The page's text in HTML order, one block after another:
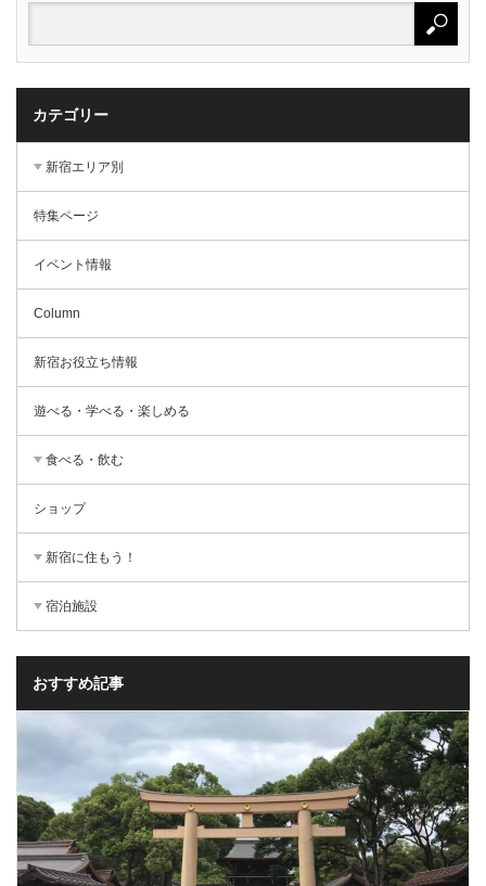
カテゴリー
新宿エリア別
特集ページ
イベント情報
Column
新宿お役立ち情報
遊べる・学べる・楽しめる
食べる・飲む
ショップ
新宿に住もう！
宿泊施設
おすすめ記事